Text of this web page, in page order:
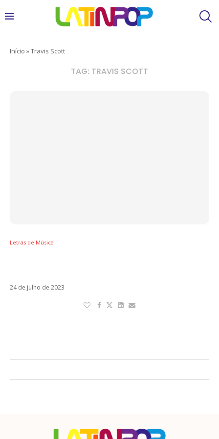
Início »Travis Scott
TAG: TRAVIS SCOTT
Letras de Música
24 de julho de 2023